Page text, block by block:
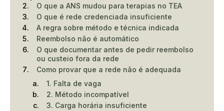
O que a ANS mudou para terapias no TEA
O que é rede credenciada insuficiente
A regra sobre método e técnica indicada
Reembolso não é automático
O que documentar antes de pedir reembolso
ou custeio fora da rede
Como provar que a rede não é adequada
1. Falta de vaga
2. Método incompatível
3. Carga horária insuficiente